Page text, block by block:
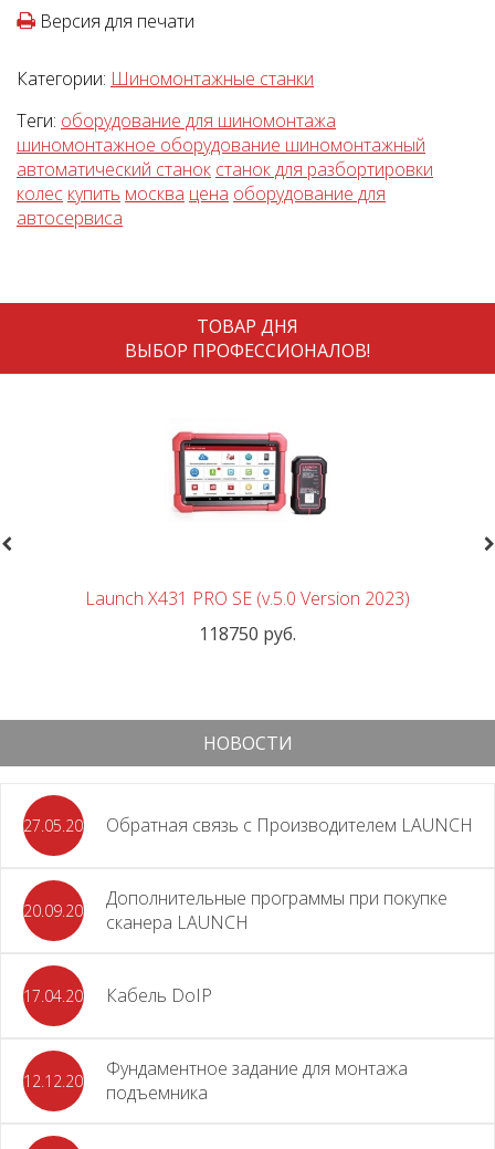
Версия для печати
Категории: Шиномонтажные станки
Теги: оборудование для шиномонтажа
шиномонтажное оборудование шиномонтажный
автоматический станок станок для разбортировки
колес купить москва цена оборудование для
автосервиса
ТОВАР ДНЯ
ВЫБОР ПРОФЕССИОНАЛОВ!
Launch X431 PRO SE (v.5.0 Version 2023)
118750 руб.
НОВОСТИ
27.05.2026 Обратная связь с Производителем LAUNCH
20.09.2025
Дополнительные программы при покупке
сканера LAUNCH
17.04.2024 Кабель DoIP
12.12.2023
Фундаментное задание для монтажа
подъемника